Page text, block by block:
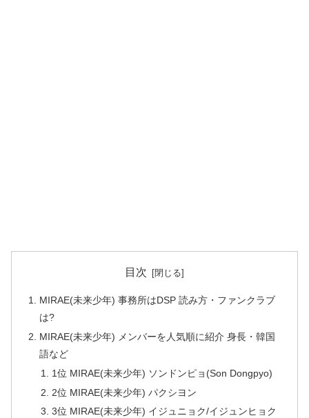
目次
MIRAE(未来少年) 事務所はDSP 読み方・ファンクラブ
は?
MIRAE(未来少年) メンバーを人気順に紹介 身長・韓国
語など
1位 MIRAE(未来少年) ソンドンピョ(Son Dongpyo)
2位 MIRAE(未来少年) パクシヨン
3位 MIRAE(未来少年) イジュニョク/イジュンヒョク